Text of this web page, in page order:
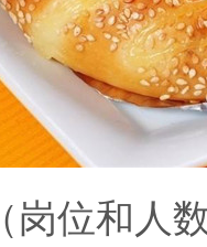
（岗位和人